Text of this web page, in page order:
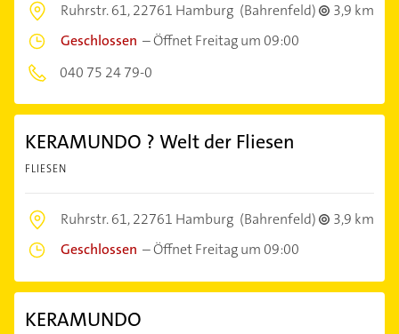
Ruhrstr. 61,22761 Hamburg (Bahrenfeld)
3,9 km
Geschlossen –Öffnet Freitag um 09:00
040 75 24 79-0
KERAMUNDO ? Welt der Fliesen
FLIESEN
Ruhrstr. 61,22761 Hamburg (Bahrenfeld)
3,9 km
Geschlossen –Öffnet Freitag um 09:00
KERAMUNDO